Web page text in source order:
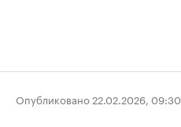
Опубликовано 22.02.2026, 09:30